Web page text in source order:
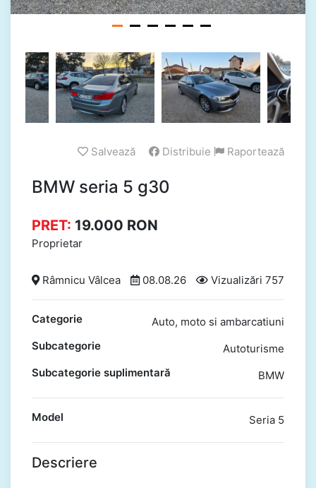
Salvează Distribuie Raportează
BMW seria 5 g30
PRET: 19.000 RON
Proprietar
Râmnicu Vâlcea 08.08.26 Vizualizări 757
Categorie
Auto, moto si ambarcatiuni
Subcategorie
Autoturisme
Subcategorie suplimentară
BMW
Model Seria 5
Descriere